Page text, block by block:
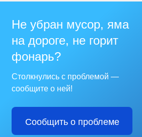
Не убран мусор, яма
на дороге, не горит
фонарь?
Столкнулись с проблемой —
сообщите о ней!
Сообщить о проблеме